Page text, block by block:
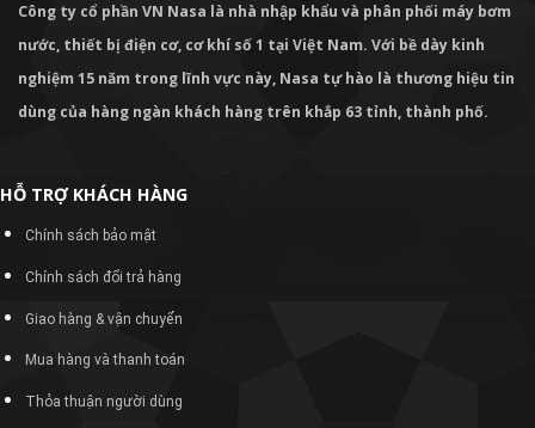
Công ty cổ phần VN Nasa là nhà nhập khẩu và phân phối máy bơm
nước, thiết bị điện cơ, cơ khí số 1 tại Việt Nam. Với bề dày kinh
nghiệm 15 năm trong lĩnh vực này, Nasa tự hào là thương hiệu tin
dùng của hàng ngàn khách hàng trên khắp 63 tỉnh, thành phố.
HỖ TRỢ KHÁCH HÀNG
Chính sách bảo mật
Chính sách đổi trả hàng
Giao hàng & vận chuyển
Mua hàng và thanh toán
Thỏa thuận người dùng